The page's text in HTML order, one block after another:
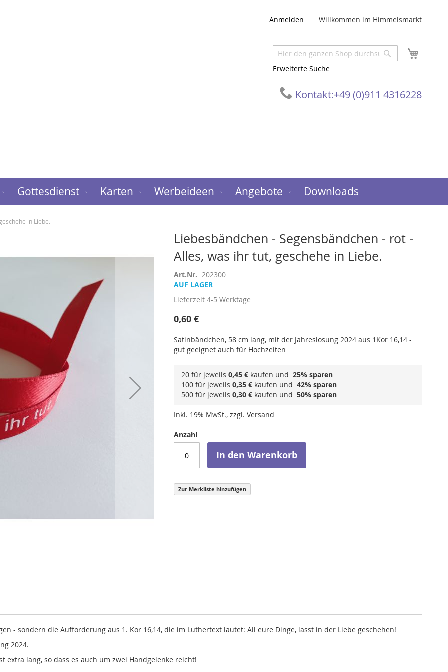
Anmelden Willkommen im Himmelsmarkt
Suche
Erweiterte Suche
Suche
Kontakt:+49 (0)911 4316228
Gottesdienst Karten Werbeideen Angebote Downloads
in Liebe.
Liebesbändchen - Segensbändchen - rot -
Alles, was ihr tut, geschehe in Liebe.
Art.Nr. 202300
AUF LAGER
Lieferzeit 4-5 Werktage
0,60 €
Satinbändchen, 58 cm lang, mit der Jahreslosung 2024 aus 1Kor 16,14 -
gut geeignet auch für Hochzeiten
20 für jeweils 0,45 € kaufen und 25% sparen
100 für jeweils 0,35 € kaufen und 42% sparen
500 für jeweils 0,30 € kaufen und 50% sparen
Inkl. 19% MwSt., zzgl. Versand
Anzahl
In den Warenkorb
Zur Merkliste hinzufügen
- sondern die Aufforderung aus 1. Kor 16,14, die im Luthertext lautet: All eure Dinge, lasst in der Liebe geschehen!
2024.
lang, so dass es auch um zwei Handgelenke reicht!